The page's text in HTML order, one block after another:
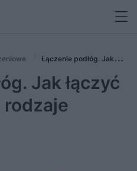
Łączenie podłóg. Jak
Jak łączyć
rodzaje